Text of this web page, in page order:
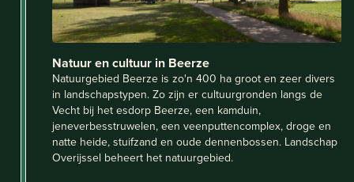
Natuur en cultuur in Beerze
Natuurgebied Beerze is zo'n 400 ha groot en zeer divers
in landschapstypen. Zo zijn er cultuurgronden langs de
Vecht bij het esdorp Beerze, een kamduin,
jeneverbesstruwelen, een veenputtencomplex, droge en
natte heide, stuifzand en oude dennenbossen. Landschap
Overijssel beheert het natuurgebied.